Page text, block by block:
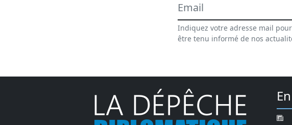
Indiquez votre adresse mail
être tenu informé de nos